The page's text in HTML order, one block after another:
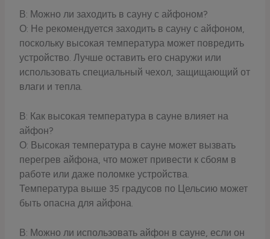
В: Можно ли заходить в сауну с айфоном?
О: Не рекомендуется заходить в сауну с айфоном,
поскольку высокая температура может повредить
устройство. Лучше оставить его снаружи или
использовать специальный чехол, защищающий от
влаги и тепла.
В: Как высокая температура в сауне влияет на
айфон?
О: Высокая температура в сауне может вызвать
перегрев айфона, что может привести к сбоям в
работе или даже поломке устройства.
Температура выше 35 градусов по Цельсию может
быть опасна для айфона.
В: Можно ли использовать айфон в сауне, если он